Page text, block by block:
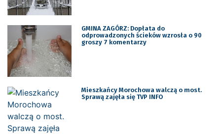
GMINA ZAGÓRZ: Dopłata do
odprowadzonych ścieków wzrosła o 90
groszy 7 komentarzy
Mieszkańcy Morochowa walczą o most.
Sprawą zajęła się TVP INFO